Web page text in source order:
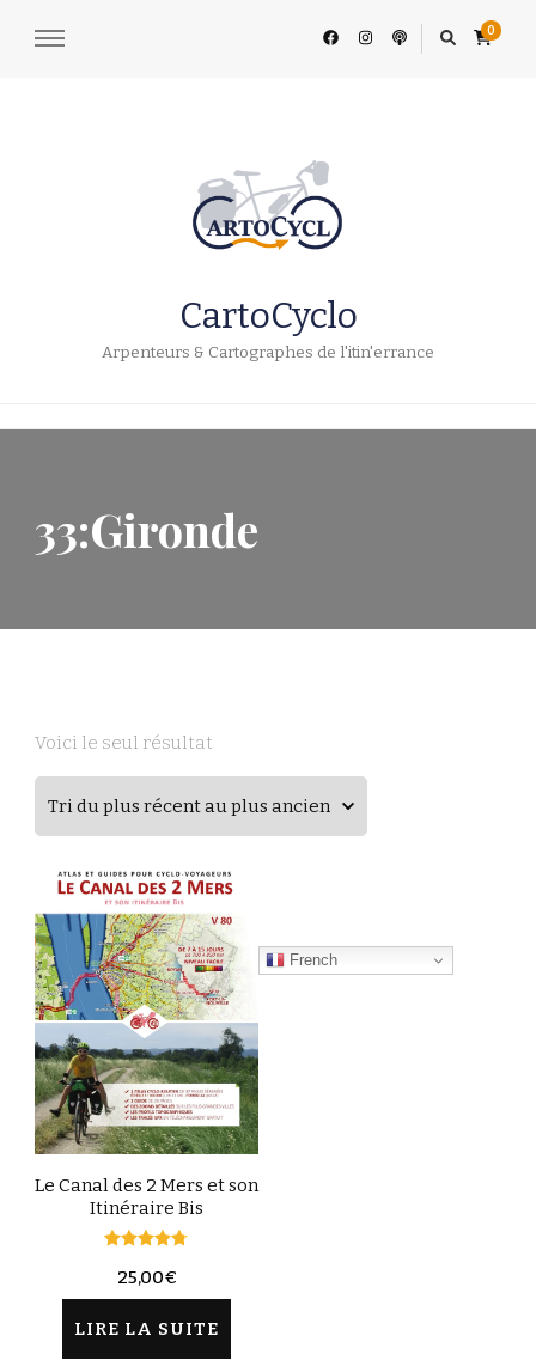
0
CartoCyclo
Arpenteurs & Cartographes de l'itin'errance
33:Gironde
Voici le seul résultat
Le Canal des 2 Mers et son
Itinéraire Bis
4.67
25,00€
LIRE LA SUITE
French